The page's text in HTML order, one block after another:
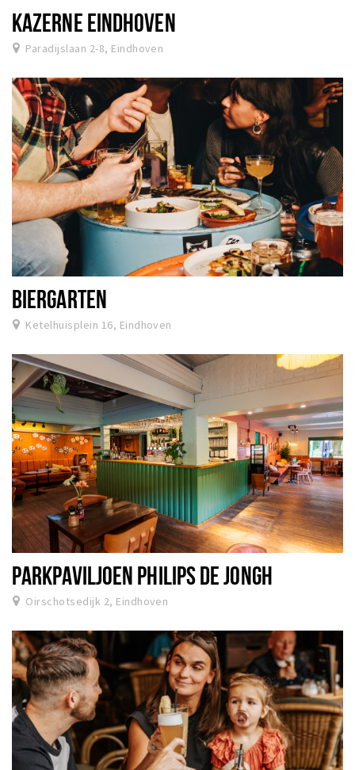
KAZERNE EINDHOVEN
Paradijslaan 2-8, Eindhoven
BIERGARTEN
Ketelhuisplein 16, Eindhoven
PARKPAVILJOEN PHILIPS DE JONGH
Oirschotsedijk 2, Eindhoven